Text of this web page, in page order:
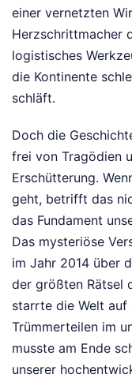
einer vernetzten
Herzschrittmacher
logistisches
die Kontinente
schläft.
Doch die
frei von Tragödien
Erschütterung.
geht, betrifft das
das Fundament
Das mysteriöse
im Jahr 2014 über
der größten Rätsel
starrte die Welt auf
Trümmerteilen im
musste am Ende
unserer